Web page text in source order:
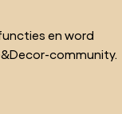
en word
community.